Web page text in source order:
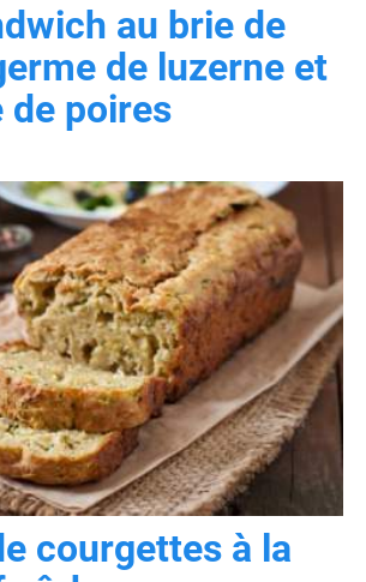
au brie de
de luzerne et
de poires
courgettes à la